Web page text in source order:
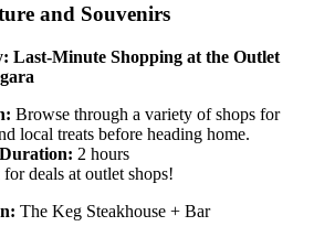
and Souvenirs
Last-Minute Shopping at the Outlet
Browse through a variety of shops for
local treats before heading home.
2 hours
deals at outlet shops!
The Keg Steakhouse + Bar